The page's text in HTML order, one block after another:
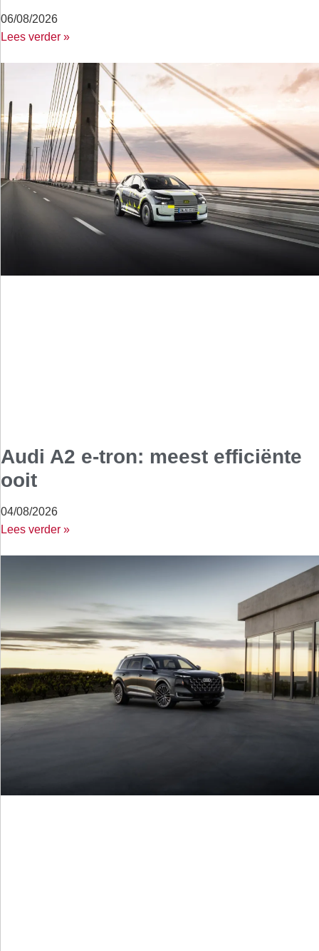
06/08/2026
Lees verder »
Audi A2 e-tron: meest efficiënte
ooit
04/08/2026
Lees verder »